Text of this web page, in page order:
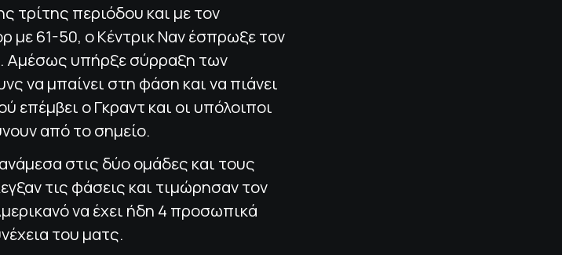
τρίτης περιόδου και με τον
με 61-50, ο Κέντρικ Ναν έσπρωξε τον
Αμέσως υπήρξε σύρραξη των
να μπαίνει στη φάση και να πιάνει
επέμβει ο Γκραντ και οι υπόλοιποι
από το σημείο.
στις δύο ομάδες και τους
τις φάσεις και τιμώρησαν τον
να έχει ήδη 4 προσωπικά
του ματς.